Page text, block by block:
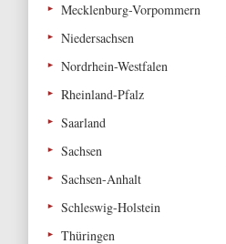
Mecklenburg-Vorpommern
Niedersachsen
Nordrhein-Westfalen
Rheinland-Pfalz
Saarland
Sachsen
Sachsen-Anhalt
Schleswig-Holstein
Thüringen